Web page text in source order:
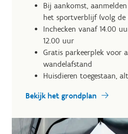
Bij aankomst,
het sportverblijf (volg de
Inchecken vanaf 14.00
12.00 uur
Gratis parkeerplek voor
wandelafstand
Huisdieren toegestaan,
Bekijk het grondplan